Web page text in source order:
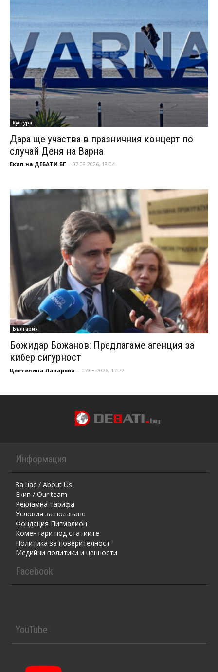
Култура
Дара ще участва в празничния концерт по
случай Деня на Варна
Екип на ДЕБАТИ.БГ - 07.08.2026, 18:04
България
Божидар Божанов: Предлагаме агенция за
кибер сигурност
Цветелина Лазарова - 07.08.2026, 17:27
Информация
За нас / About Us
Екип / Our team
Рекламна тарифа
Условия за ползване
Фондация Пигмалион
Kоментaри под статиите
Политика за поверителност
Медийни политики и ценности
Facebook
YouTube